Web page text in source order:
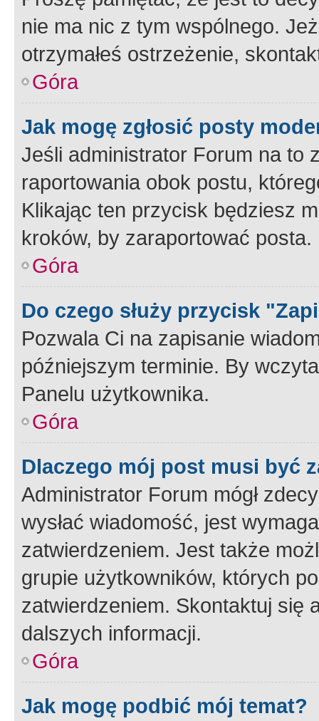
nie ma nic z tym wspólnego.
otrzymałeś ostrzeżenie,
Góra
Jak mogę zgłosić posty
Jeśli administrator Forum na to
raportowania obok postu,
Klikając ten przycisk będziesz
kroków, by zaraportować posta.
Góra
Do czego służy przycisk
Pozwala Ci na zapisanie
późniejszym terminie. By
Panelu użytkownika.
Góra
Dlaczego mój post musi być
Administrator Forum mógł
wysłać wiadomość, jest
zatwierdzeniem. Jest także
grupie użytkowników, których
zatwierdzeniem. Skontaktuj się
dalszych informacji.
Góra
Jak mogę podbić mój temat?